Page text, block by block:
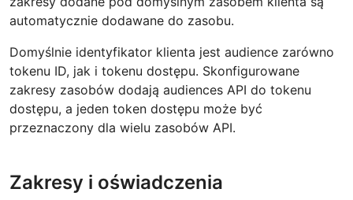
automatycznie dodawane do zasobu.
Domyślnie identyfikator klienta jest audience zarówno
tokenu ID, jak i tokenu dostępu. Skonfigurowane
zakresy zasobów dodają audiences API do tokenu
dostępu, a jeden token dostępu może być
przeznaczony dla wielu zasobów API.
Zakresy i oświadczenia